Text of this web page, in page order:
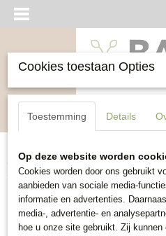
Inloggen Registreren
Home>Bloemen>Korenbloem Black
Cookies toestaan Opties
Toestemming Details
Op deze website worden
Cookies worden door ons gebruikt
aanbieden van sociale media-
informatie en advertenties.
media-, advertentie- en
hoe u onze site gebruikt. Zij